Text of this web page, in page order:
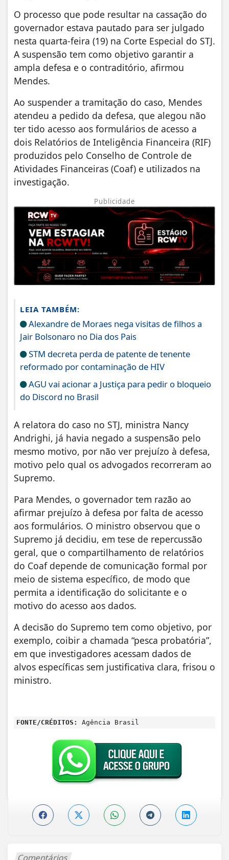
O processo que pode resultar na cassação do
governador estava pautado para ser julgado
nesta quarta-feira (19) na Corte Especial do STJ.
A suspensão tem como objetivo garantir a
ampla defesa e o contraditório, afirmou
Mendes.
Ao suspender a tramitação do caso, Mendes
atendeu a pedido da defesa, que alegou não
ter tido acesso aos formulários de acesso a
dois Relatórios de Inteligência Financeira (RIF)
produzidos pelo Conselho de Controle de
Atividades Financeiras (Coaf) e utilizados na
investigação.
Publicidade
LEIA TAMBÉM:
Alexandre de Moraes nega visitas de filhos a
Jair Bolsonaro no Dia dos Pais
STM decreta perda de patente de tenente
reformado por contaminação de HIV
AGU vai acionar a Justiça para pedir o bloqueio
do Discord no Brasil
A relatora do caso no STJ, ministra Nancy
Andrighi, já havia negado a suspensão pelo
mesmo motivo, por não ver prejuízo à defesa,
motivo pelo qual os advogados recorreram ao
Supremo.
Para Mendes, o governador tem razão ao
afirmar prejuízo à defesa por falta de acesso
aos formulários. O ministro observou que o
Supremo já decidiu, em tese de repercussão
geral, que o compartilhamento de relatórios
do Coaf depende de comunicação formal por
meio de sistema específico, de modo que
permita a identificação do solicitante e o
motivo do acesso aos dados.
A decisão do Supremo tem como objetivo, por
exemplo, coibir a chamada “pesca probatória”,
em que investigadores acessam dados de
alvos específicas sem justificativa clara, frisou o
ministro.
FONTE/CRÉDITOS: Agência Brasil
Comentários